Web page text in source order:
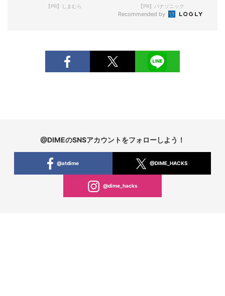
【PR】しまむら 【PR】パナソニック
Recommended by
@DIMEのSNSアカウントをフォローしよう！
@atdime @DIME_HACKS
@dime_hacks